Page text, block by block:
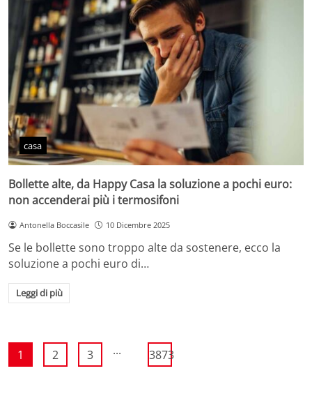
casa
Bollette alte, da Happy Casa la soluzione a pochi euro:
non accenderai più i termosifoni
Antonella Boccasile 10 Dicembre 2025
Se le bollette sono troppo alte da sostenere, ecco la
soluzione a pochi euro di…
Leggi di più
1 2 3 ... 3873